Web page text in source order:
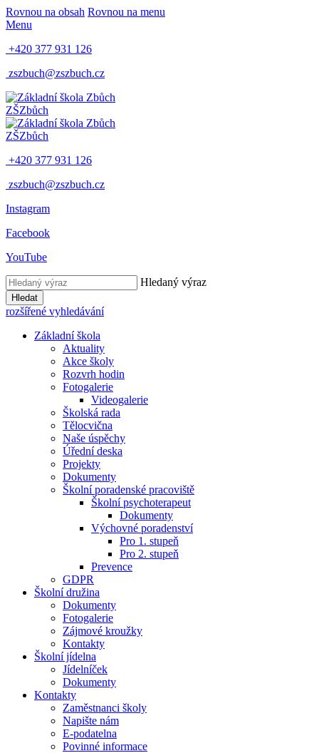
Rovnou na obsah Rovnou na menu
Menu
+420 377 931 126
zszbuch@zszbuch.cz
ZŠZbůch
ZŠZbůch
+420 377 931 126
zszbuch@zszbuch.cz
Instagram
Facebook
YouTube
Hledaný výraz
Hledat
rozšířené vyhledávání
Základní škola
Aktuality
Akce školy
Rozvrh hodin
Fotogalerie
Videogalerie
Školská rada
Tělocvična
Naše úspěchy
Úřední deska
Projekty
Dokumenty
Školní poradenské pracoviště
Školní psychoterapeut
Dokumenty
Výchovné poradenství
Pro 1. stupeň
Pro 2. stupeň
Prevence
GDPR
Školní družina
Dokumenty
Fotogalerie
Zájmové kroužky
Kontakty
Školní jídelna
Jídelníček
Dokumenty
Kontakty
Zaměstnanci školy
Napište nám
E-podatelna
Povinné informace